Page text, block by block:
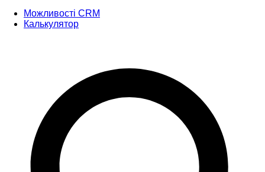
Можливості CRM
Калькулятор